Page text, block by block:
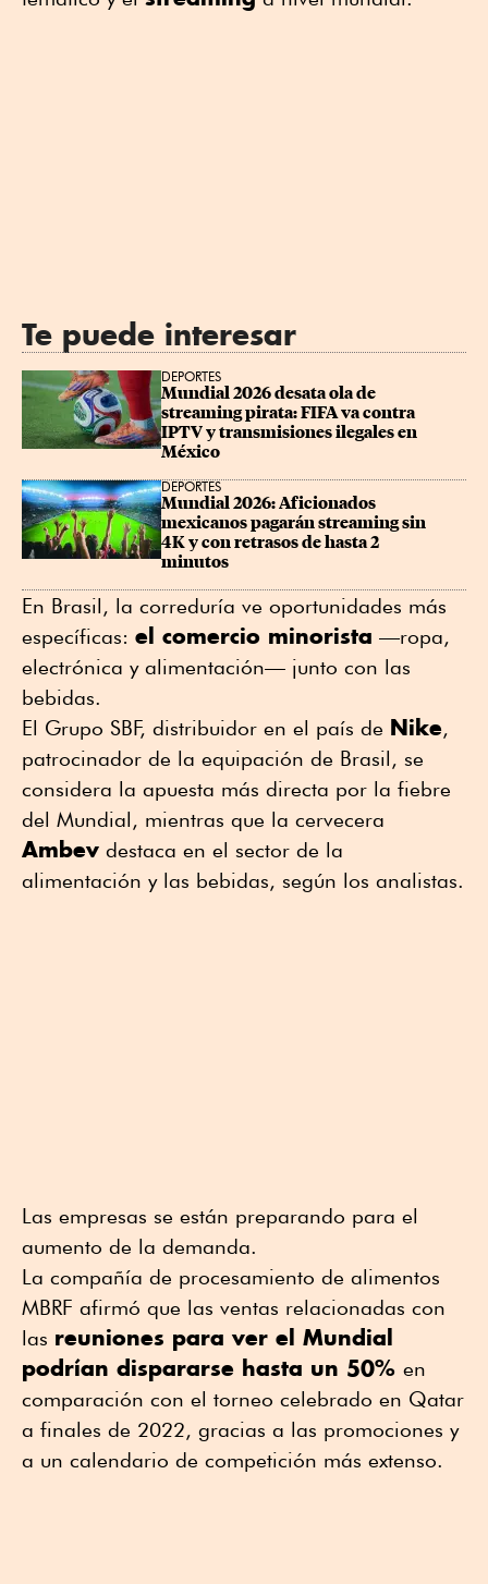
Te puede interesar
DEPORTES
Mundial 2026 desata ola de
streaming pirata: FIFA va contra
IPTV y transmisiones ilegales en
México
DEPORTES
Mundial 2026: Aficionados
mexicanos pagarán streaming sin
4K y con retrasos de hasta 2
minutos
En Brasil, la correduría ve oportunidades más
específicas: el comercio minorista —ropa,
electrónica y alimentación— junto con las
bebidas.
El Grupo SBF, distribuidor en el país de Nike,
patrocinador de la ⁠equipación de Brasil, se
considera la apuesta más directa ⁠por la fiebre
del Mundial, mientras ⁠que la cervecera
Ambev destaca en el sector de la
alimentación y las bebidas, según los analistas.
Las empresas ⁠se están preparando para el
aumento de la demanda.
La compañía de procesamiento de alimentos
MBRF afirmó que las ventas relacionadas con
las reuniones para ver el Mundial
podrían dispararse hasta un 50% en
comparación con el torneo celebrado en Qatar
a finales de 2022, gracias a las promociones y
a un calendario de competición más extenso.